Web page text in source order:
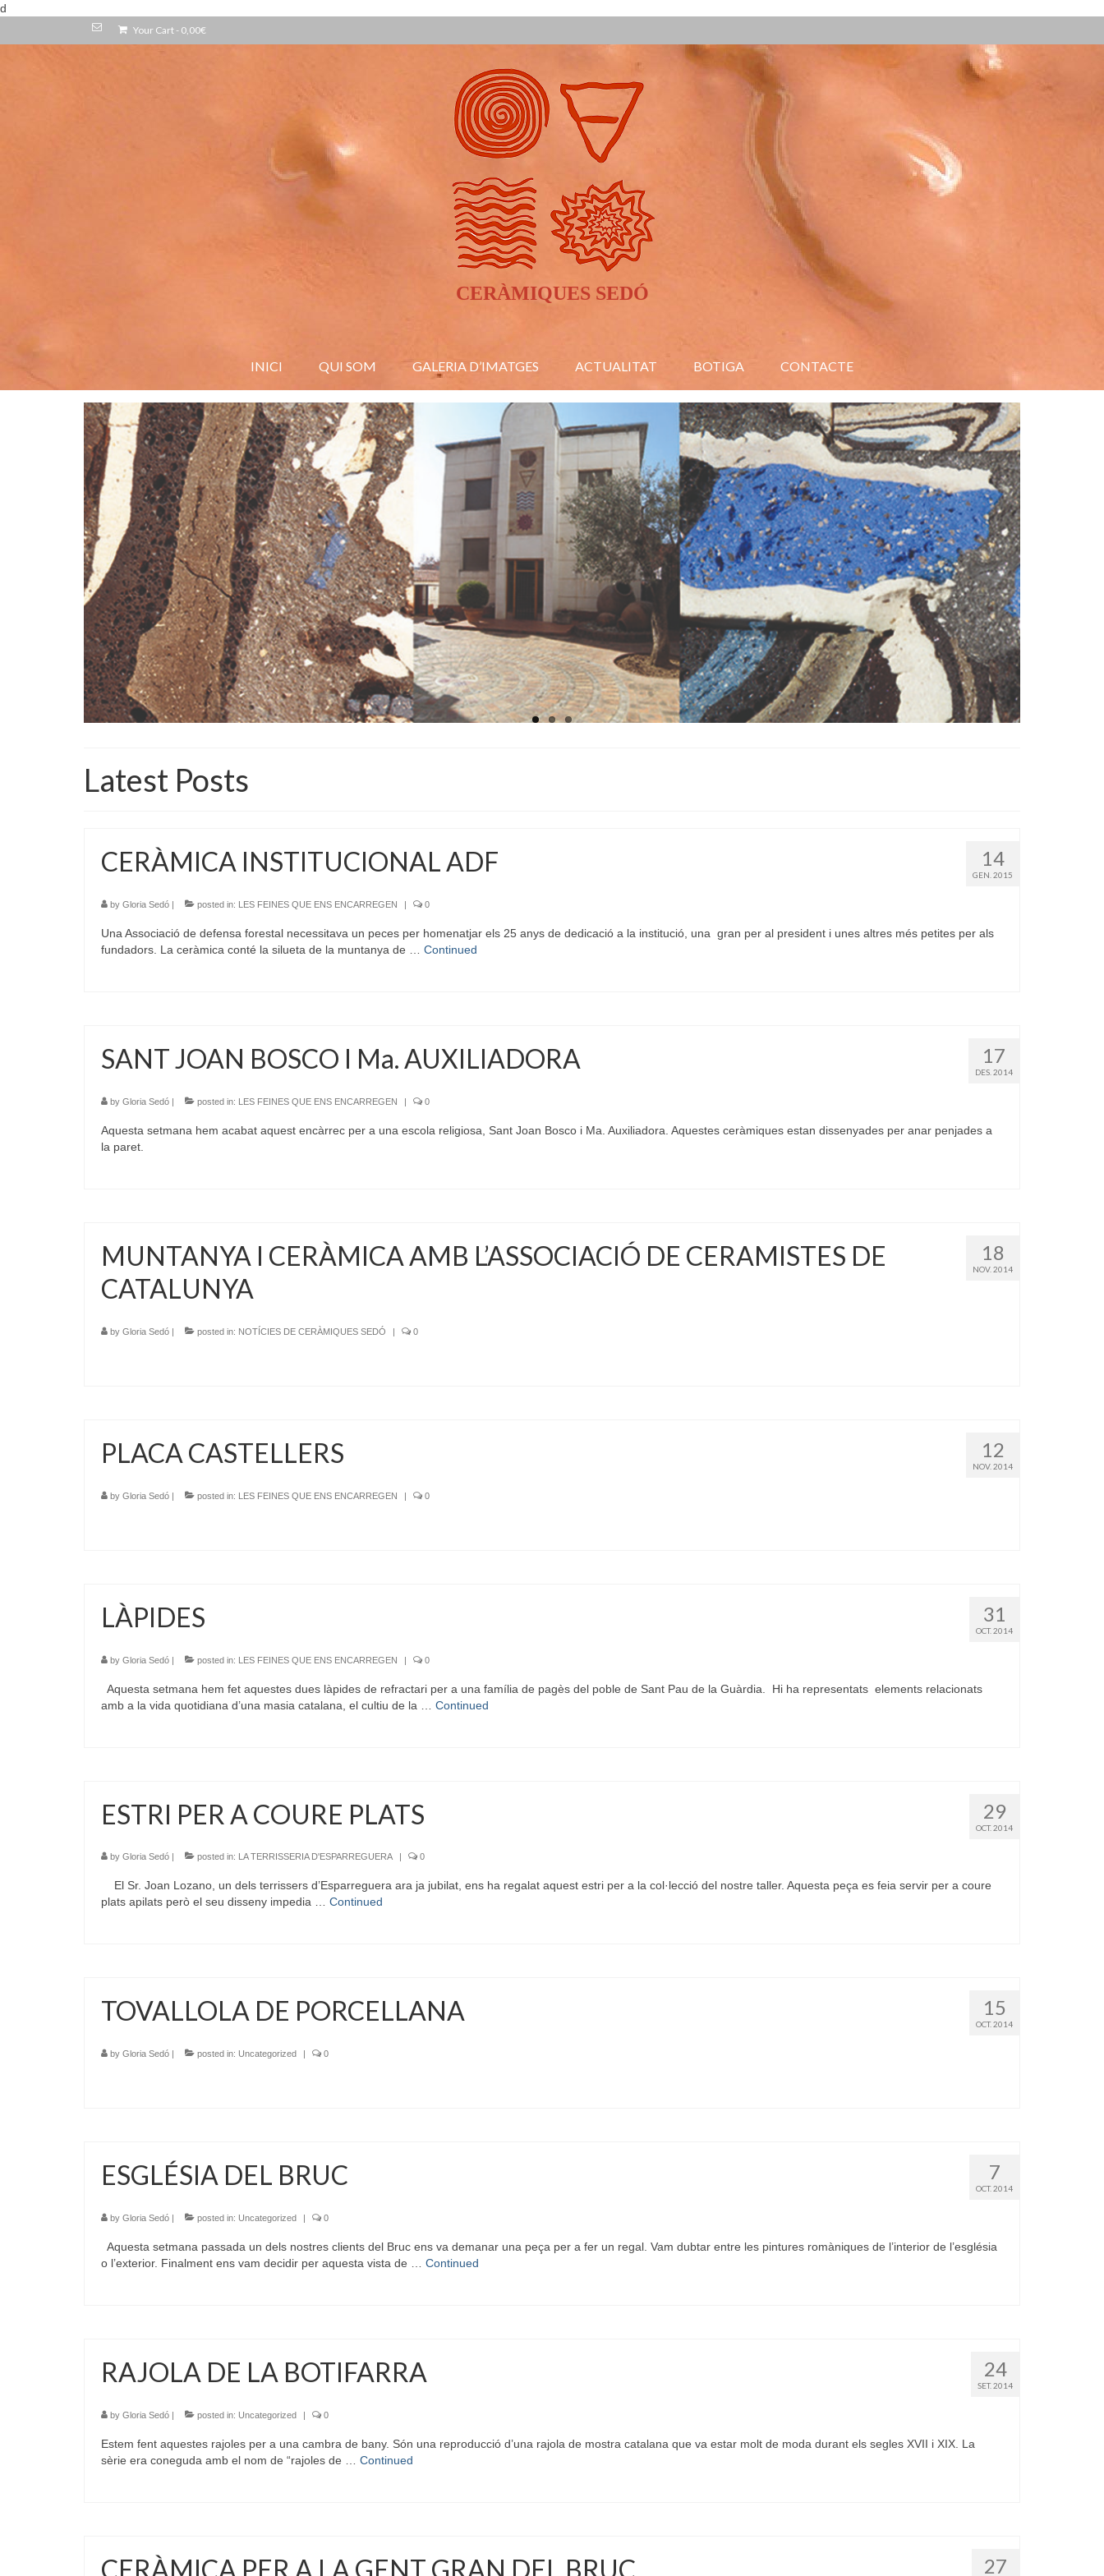
d
Your Cart - 0,00€
CERÀMIQUES SEDÓ
INICI QUI SOM GALERIA D’IMATGES ACTUALITAT BOTIGA CONTACTE
Latest Posts
14
GEN. 2015
CERÀMICA INSTITUCIONAL ADF
by Gloria Sedó | posted in: LES FEINES QUE ENS ENCARREGEN | 0
Una Associació de defensa forestal necessitava un peces per homenatjar els 25 anys de dedicació a la institució, una gran per al president i unes altres més petites per als
fundadors. La ceràmica conté la silueta de la muntanya de … Continued
17
DES. 2014
SANT JOAN BOSCO I Ma. AUXILIADORA
by Gloria Sedó | posted in: LES FEINES QUE ENS ENCARREGEN | 0
Aquesta setmana hem acabat aquest encàrrec per a una escola religiosa, Sant Joan Bosco i Ma. Auxiliadora. Aquestes ceràmiques estan dissenyades per anar penjades a
la paret.
18
NOV. 2014
MUNTANYA I CERÀMICA AMB L’ASSOCIACIÓ DE CERAMISTES DE
CATALUNYA
by Gloria Sedó | posted in: NOTÍCIES DE CERÀMIQUES SEDÓ | 0
12
NOV. 2014
PLACA CASTELLERS
by Gloria Sedó | posted in: LES FEINES QUE ENS ENCARREGEN | 0
31
OCT. 2014
LÀPIDES
by Gloria Sedó | posted in: LES FEINES QUE ENS ENCARREGEN | 0
Aquesta setmana hem fet aquestes dues làpides de refractari per a una família de pagès del poble de Sant Pau de la Guàrdia. Hi ha representats elements relacionats
amb a la vida quotidiana d’una masia catalana, el cultiu de la … Continued
29
OCT. 2014
ESTRI PER A COURE PLATS
by Gloria Sedó posted in: LA TERRISSERIA D'ESPARREGUERA 0
El Sr. Joan Lozano, un dels terrissers d’Esparreguera ara ja jubilat, ens ha regalat aquest estri per a la col·lecció del nostre taller. Aquesta peça es feia servir per a coure
plats apilats però el seu disseny impedia … Continued
15
OCT. 2014
TOVALLOLA DE PORCELLANA
by Gloria Sedó posted in: Uncategorized 0
7
OCT. 2014
ESGLÉSIA DEL BRUC
by Gloria Sedó posted in: Uncategorized 0
Aquesta setmana passada un dels nostres clients del Bruc ens va demanar una peça per a fer un regal. Vam dubtar entre les pintures romàniques de l’interior de l’església
o l’exterior. Finalment ens vam decidir per aquesta vista de … Continued
24
SET. 2014
RAJOLA DE LA BOTIFARRA
by Gloria Sedó posted in: Uncategorized 0
Estem fent aquestes rajoles per a una cambra de bany. Són una reproducció d’una rajola de mostra catalana que va estar molt de moda durant els segles XVII i XIX. La
sèrie era coneguda amb el nom de “rajoles de … Continued
27
CERÀMICA PER A LA GENT GRAN DEL BRUC